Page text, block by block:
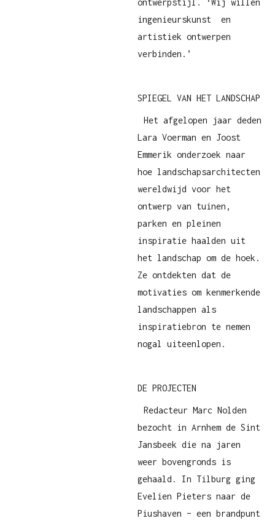
ontwerpstijl. ‘Wij willen
ingenieurskunst en
artistiek ontwerpen
verbinden.’
SPIEGEL VAN HET LANDSCHAP
Het afgelopen jaar deden
Lara Voerman en Joost
Emmerik onderzoek naar
hoe landschapsarchitecten
wereldwijd voor het
ontwerp van tuinen,
parken en pleinen
inspiratie haalden uit
het landschap om de hoek.
Ze ontdekten dat de
motivaties om kenmerkende
landschappen als
inspiratiebron te nemen
nogal uiteenlopen.
DE PROJECTEN
Redacteur Marc Nolden
bezocht in Arnhem de Sint
Jansbeek die na jaren
weer bovengronds is
gehaald. In Tilburg ging
Evelien Pieters naar de
Piushaven – een brandpunt